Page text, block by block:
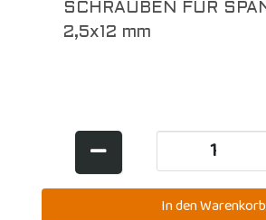
SCHRAUBEN FÜR
2,5x12 mm